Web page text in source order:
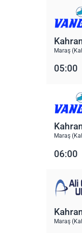
Maraş
05:00
Maraş
06:00
Maraş